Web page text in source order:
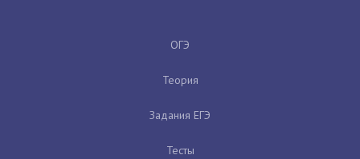
ОГЭ
Теория
Задания ЕГЭ
Тесты